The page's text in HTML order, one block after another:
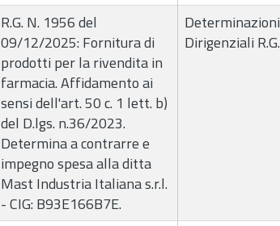
R.G. N. 1956 del
09/12/2025: Fornitura di
prodotti per la rivendita in
farmacia. Affidamento ai
sensi dell'art. 50 c. 1 lett. b)
del D.lgs. n.36/2023.
Determina a contrarre e
impegno spesa alla ditta
Mast Industria Italiana s.r.l.
- CIG: B93E166B7E.
Determinazioni
Dirigenziali R.G.